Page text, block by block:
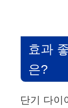
효과
은?
단기 다이